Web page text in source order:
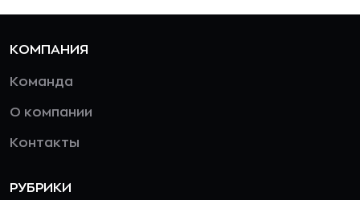
КОМПАНИЯ
Команда
О компании
Контакты
РУБРИКИ